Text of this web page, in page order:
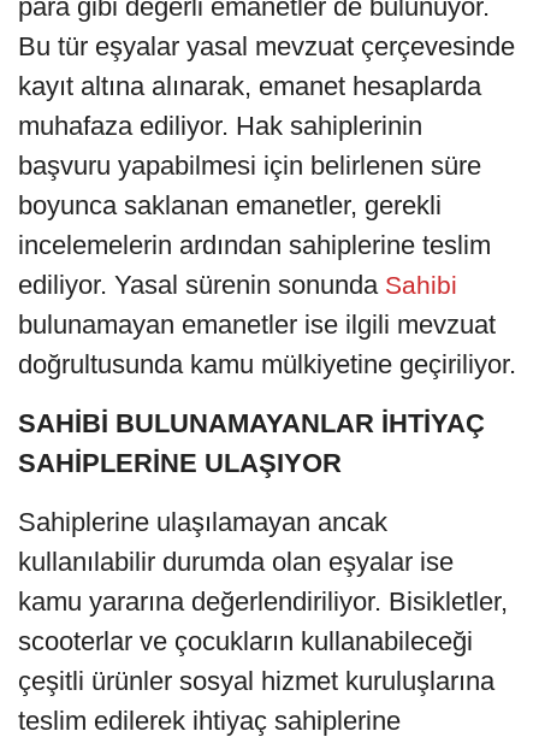
para gibi değerli emanetler de bulunuyor.
Bu tür eşyalar yasal mevzuat çerçevesinde
kayıt altına alınarak, emanet hesaplarda
muhafaza ediliyor. Hak sahiplerinin
başvuru yapabilmesi için belirlenen süre
boyunca saklanan emanetler, gerekli
incelemelerin ardından sahiplerine teslim
ediliyor. Yasal sürenin sonunda Sahibi
bulunamayan emanetler ise ilgili mevzuat
doğrultusunda kamu mülkiyetine geçiriliyor.
SAHİBİ BULUNAMAYANLAR İHTİYAÇ
SAHİPLERİNE ULAŞIYOR
Sahiplerine ulaşılamayan ancak
kullanılabilir durumda olan eşyalar ise
kamu yararına değerlendiriliyor. Bisikletler,
scooterlar ve çocukların kullanabileceği
çeşitli ürünler sosyal hizmet kuruluşlarına
teslim edilerek ihtiyaç sahiplerine